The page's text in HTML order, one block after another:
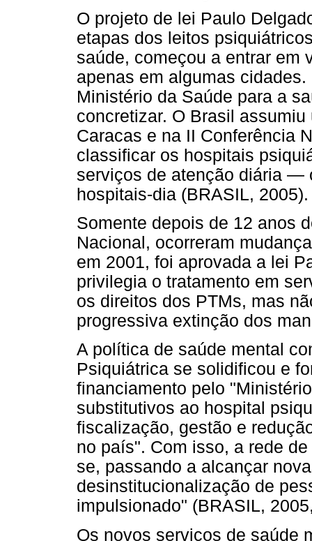
O projeto de lei Paulo
etapas dos leitos
saúde, começou a entrar em
apenas em algumas
Ministério da Saúde para a
concretizar. O Brasil
Caracas e na II Conferência
classificar os hospitais
serviços de atenção diária —
hospitais-dia (BRASIL, 2005).
Somente depois de 12 anos
Nacional, ocorreram
em 2001, foi aprovada a lei
privilegia o tratamento em
os direitos dos PTMs, mas
progressiva extinção dos
A política de saúde mental
Psiquiátrica se solidificou e
financiamento pelo
substitutivos ao hospital
fiscalização, gestão e
no país". Com isso, a rede
se, passando a alcançar
desinstitucionalização de
impulsionado" (BRASIL,
Os novos serviços de saúde